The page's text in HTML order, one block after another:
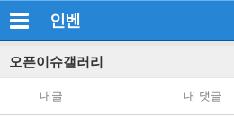
인벤
오픈이슈갤러리
내글 내 댓글